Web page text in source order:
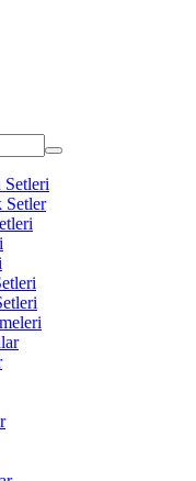
Setleri
Setler